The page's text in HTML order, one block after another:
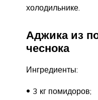
холодильнике.
Аджика из
чеснока
Ингредиенты:
3 кг помидоров;